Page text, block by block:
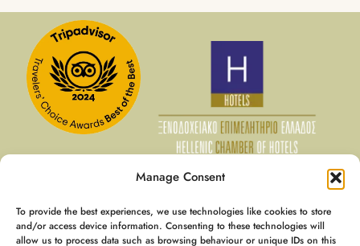
Manage Consent
To provide the best experiences, we use technologies like cookies to store
and/or access device information. Consenting to these technologies will
allow us to process data such as browsing behaviour or unique IDs on this
06 Αυγ - 07 Αυγ
Τιμή για Μέλη € 140